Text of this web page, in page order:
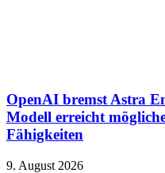
OpenAI bremst Astra
Modell erreicht
Fähigkeiten
9. August 2026